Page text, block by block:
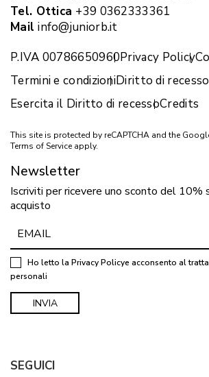
Tel. Ottica +39 0362333361
Mail info@juniorb.it
P.IVA 00786650960Privacy Policy
Termini e condizioniDiritto di recesso
Esercita il Diritto di recessoCredits
This site is protected by reCAPTCHA and the
Terms of Service apply.
Newsletter
Iscriviti per ricevere uno sconto del 10%
acquisto
Ho letto la Privacy Policye acconsento al
personali
SEGUICI